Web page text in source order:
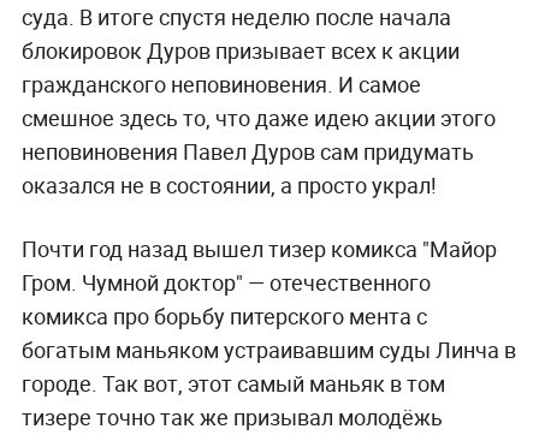
суда. В итоге спустя неделю после начала
блокировок Дуров призывает всех к акции
гражданского неповиновения. И самое
смешное здесь то, что даже идею акции этого
неповиновения Павел Дуров сам придумать
оказался не в состоянии, а просто украл!
Почти год назад вышел тизер комикса "Майор
Гром. Чумной доктор" — отечественного
комикса про борьбу питерского мента с
богатым маньяком устраивавшим суды Линча в
городе. Так вот, этот самый маньяк в том
тизере точно так же призывал молодёжь